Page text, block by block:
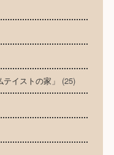
イストの家」 (25)